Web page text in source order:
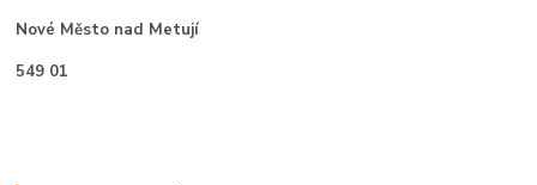
Nové Město nad Metují
549 01